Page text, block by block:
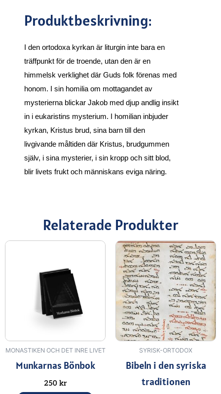
Produktbeskrivning:
I den ortodoxa kyrkan är liturgin inte bara en
träffpunkt för de troende, utan den är en
himmelsk verklighet där Guds folk förenas med
honom. I sin homilia om mottagandet av
mysterierna blickar Jakob med djup andlig insikt
in i eukaristins mysterium. I homilian inbjuder
kyrkan, Kristus brud, sina barn till den
livgivande måltiden där Kristus, brudgummen
själv, i sina mysterier, i sin kropp och sitt blod,
blir livets frukt och människans eviga näring.
Relaterade Produkter
MONASTIKEN OCH DET INRE LIVET
Munkarnas Bönbok
250 kr
SYRISK-ORTODOX
Bibeln i den syriska
traditionen